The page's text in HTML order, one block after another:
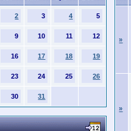
2 3 4 5
9 10 11 12
16 17 18 19
23 24 25 26
30 31
»
»